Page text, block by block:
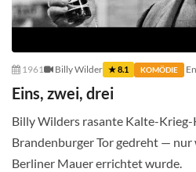
1961 Billy Wilder ★ 8.1 KOMÖDIE
Eins, zwei, drei
Billy Wilders rasante Kalte-
Brandenburger Tor gedreht —
Berliner Mauer errichtet wurde.